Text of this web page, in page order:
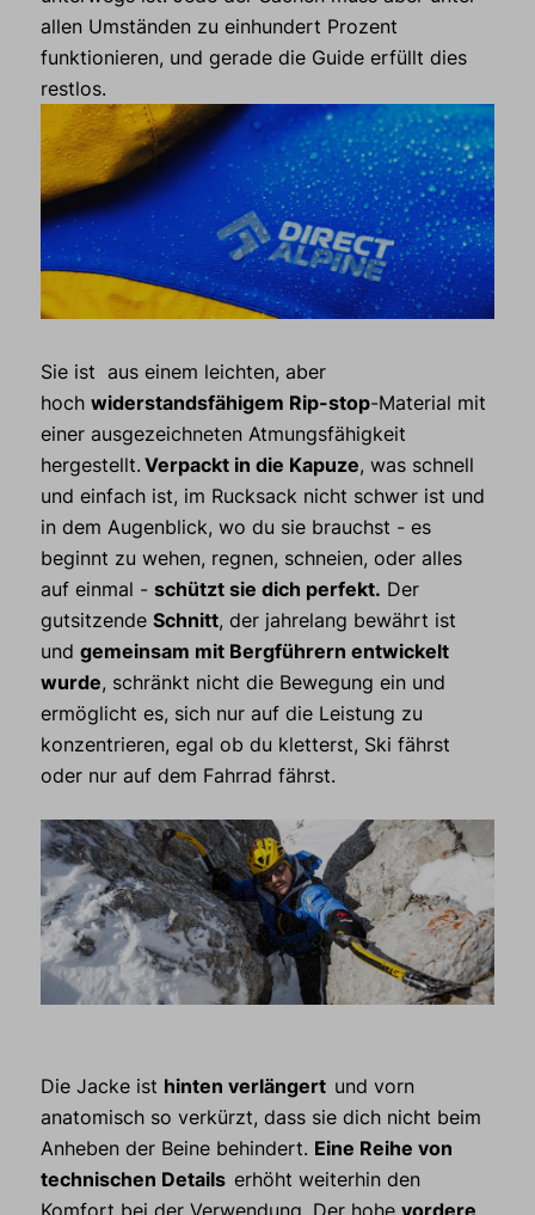
allen Umständen zu einhundert Prozent
funktionieren, und geradedie Guide erfüllt dies
restlos.
Sie ist aus einem leichten, aber
hochwiderstandsfähigem Rip-stop-Material mit
einer ausgezeichneten Atmungsfähigkeit
hergestellt.Verpackt in die Kapuze, was schnell
und einfach ist, im Rucksack nicht schwer ist und
in dem Augenblick, wo du sie brauchst - es
beginnt zu wehen, regnen, schneien, oder alles
auf einmal -schützt sie dich perfekt. Der
gutsitzendeSchnitt, der jahrelang bewährt ist
undgemeinsam mit Bergführern entwickelt
wurde, schränkt nicht die Bewegung ein und
ermöglicht es, sich nur auf die Leistung zu
konzentrieren, egal ob du kletterst, Ski fährst
oder nur auf dem Fahrrad fährst.
Die Jacke ist hinten verlängert und vorn
anatomisch so verkürzt, dass sie dich nicht beim
Anheben der Beine behindert. Eine Reihe von
technischen Details erhöht weiterhin den